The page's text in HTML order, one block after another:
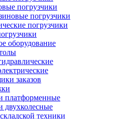
погрузчики
погрузчики
погрузчики
оборудование
заказов
платформенные
двухколесные
техники